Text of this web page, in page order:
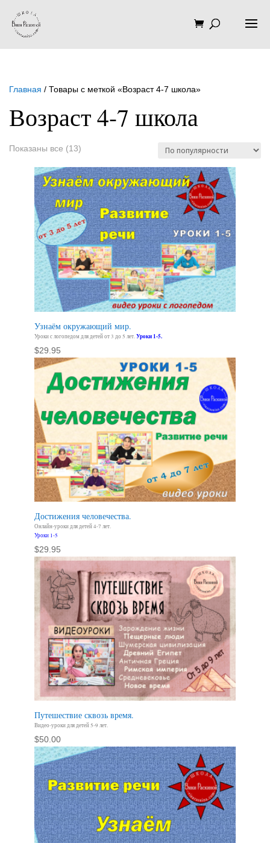
Главная / Товары с меткой «Возраст 4-7 школа»
Возраст 4-7 школа
Показаны все (13)
популярности
Узнаём окружающий мир.
Уроки с логопедом для детей от 3 до 5 лет.Уроки 1-5.
$29.95
Достижения человечества.
Онлайн-уроки для детей 4-7 лет.
Уроки 1-5
$29.95
Путешествие сквозь время.
Видео-уроки для детей 5-9 лет.
$50.00